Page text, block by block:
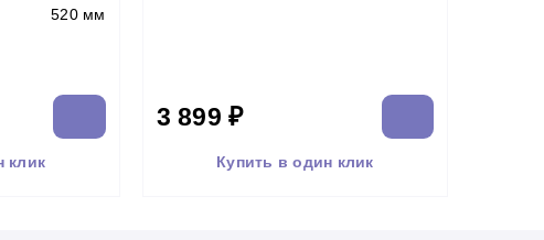
520 мм
клик
3 899 ₽
Купить в один клик